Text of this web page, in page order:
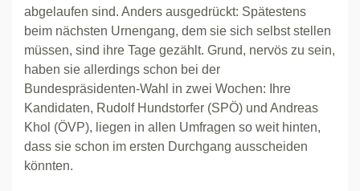
abgelaufen sind. Anders ausgedrückt: Spätestens
beim nächsten Urnengang, dem sie sich selbst stellen
müssen, sind ihre Tage gezählt. Grund, nervös zu sein,
haben sie allerdings schon bei der
Bundespräsidenten-Wahl in zwei Wochen: Ihre
Kandidaten, Rudolf Hundstorfer (SPÖ) und Andreas
Khol (ÖVP), liegen in allen Umfragen so weit hinten,
dass sie schon im ersten Durchgang ausscheiden
könnten.